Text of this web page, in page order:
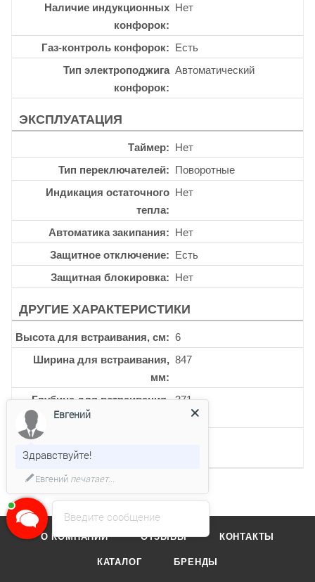
Наличие индукционных
конфорок
Нет
Газ-контроль конфорок
Есть
Тип электроподжига
конфорок
Автоматический
ЭКСПЛУАТАЦИЯ
Таймер
Нет
Тип переключателей
Поворотные
Индикация остаточного
тепла
Нет
Автоматика закипания
Нет
Защитное отключение
Есть
Защитная блокировка
Нет
ДРУГИЕ ХАРАКТЕРИСТИКИ
Высота для встраивания, см
6
Ширина для встраивания,
мм
847
Глубина для встраивания, 371
О КОМПАНИИ ОТЗЫВЫ КОНТАКТЫ
КАТАЛОГ БРЕНДЫ
Введите сообщение
Евгений
Здравствуйте!
Евгенийпечатает...